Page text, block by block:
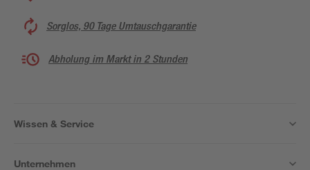
Sorglos, 90 Tage Umtauschgarantie
Abholung im Markt in 2 Stunden
Wissen & Service
Unternehmen